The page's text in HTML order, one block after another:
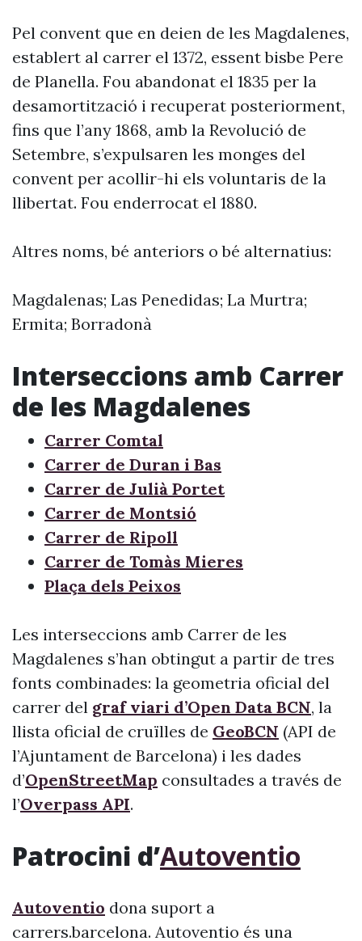
Pel convent que en deien de les Magdalenes,
establert al carrer el 1372, essent bisbe Pere
de Planella. Fou abandonat el 1835 per la
desamortització i recuperat posteriorment,
fins que l’any 1868, amb la Revolució de
Setembre, s’expulsaren les monges del
convent per acollir-hi els voluntaris de la
llibertat. Fou enderrocat el 1880.
Altres noms, bé anteriors o bé alternatius:
Magdalenas; Las Penedidas; La Murtra;
Ermita; Borradonà
Interseccions amb Carrer
de les Magdalenes
Carrer Comtal
Carrer de Duran i Bas
Carrer de Julià Portet
Carrer de Montsió
Carrer de Ripoll
Carrer de Tomàs Mieres
Plaça dels Peixos
Les interseccions amb Carrer de les
Magdalenes s’han obtingut a partir de tres
fonts combinades: la geometria oficial del
carrer del graf viari d’Open Data BCN, la
llista oficial de cruïlles de GeoBCN (API de
l’Ajuntament de Barcelona) i les dades
d’OpenStreetMap consultades a través de
l’Overpass API.
Patrocini d’Autoventio
Autoventio dona suport a
carrers.barcelona. Autoventio és una